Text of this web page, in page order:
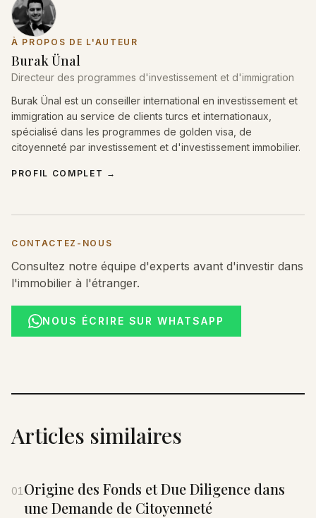
À PROPOS DE L'AUTEUR
Burak Ünal
Directeur des programmes d'investissement et d'immigration
Burak Ünal est un conseiller international en investissement et
immigration au service de clients turcs et internationaux,
spécialisé dans les programmes de golden visa, de
citoyenneté par investissement et d'investissement immobilier.
PROFIL COMPLET →
CONTACTEZ-NOUS
Consultez notre équipe d'experts avant d'investir dans
l'immobilier à l'étranger.
NOUS ÉCRIRE SUR WHATSAPP
Articles similaires
01 Origine des Fonds et Due Diligence dans
une Demande de Citoyenneté